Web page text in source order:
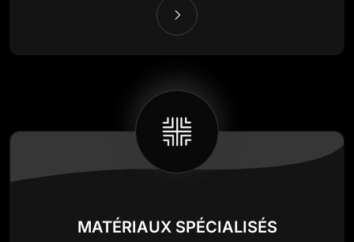
MATÉRIAUX SPÉCIALISÉS